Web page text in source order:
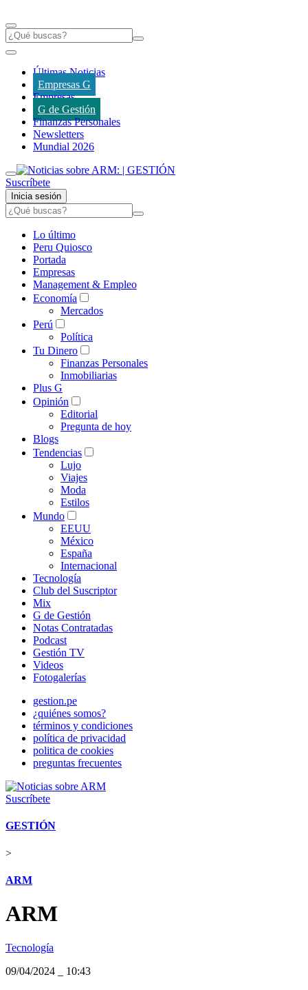
Últimas Noticias
Empresas G
Empresas
G de Gestión
Finanzas Personales
Newsletters
Mundial 2026
Suscríbete
Inicia sesión
Lo último
Peru Quiosco
Portada
Empresas
Management & Empleo
Economía
Mercados
Perú
Política
Tu Dinero
Finanzas Personales
Inmobiliarias
Plus G
Opinión
Editorial
Pregunta de hoy
Blogs
Tendencias
Lujo
Viajes
Moda
Estilos
Mundo
EEUU
México
España
Internacional
Tecnología
Club del Suscriptor
Mix
G de Gestión
Notas Contratadas
Podcast
Gestión TV
Videos
Fotogalerías
gestion.pe
¿quiénes somos?
términos y condiciones
política de privacidad
politica de cookies
preguntas frecuentes
Suscríbete
GESTIÓN
>
ARM
ARM
Tecnología
09/04/2024
10:43